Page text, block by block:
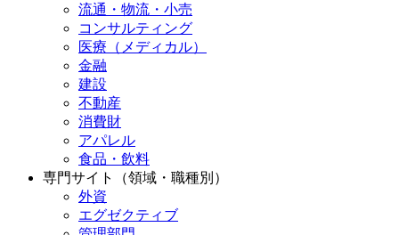
流通・物流・小売
コンサルティング
医療（メディカル）
金融
建設
不動産
消費財
アパレル
食品・飲料
専門サイト（領域・職種別）
外資
エグゼクティブ